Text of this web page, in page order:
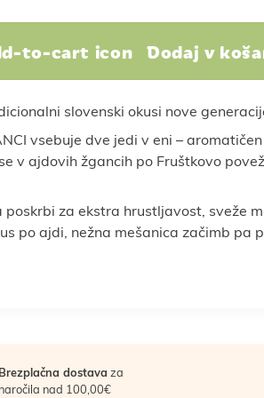
Spanje in stres Športna
Nosečnost in dojenček Nega
Poroka Poslovna darila
Dodaj v
slovenski okusi nove
vsebuje dve jedi v eni –
v ajdovih žgancih po Fruštkovo
poskrbi za ekstra hrustljavost, sveže
po ajdi, nežna mešanica začimb pa
Brezplačna dostava za
naročila nad 100,00€